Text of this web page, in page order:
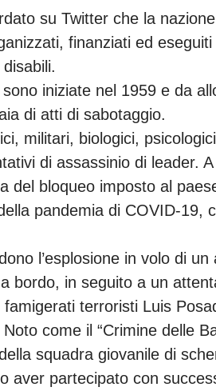
su Twitter che la
finanziati ed eseguiti
iniziate nel 1959 e da
di atti di sabotaggio.
militari, biologici,
di assassinio di leader.
del bloqueo imposto al
pandemia di COVID-19,
l’esplosione in volo di un
bordo, in seguito a un
terroristi Luis
come il “Crimine delle
squadra giovanile di
aver partecipato con